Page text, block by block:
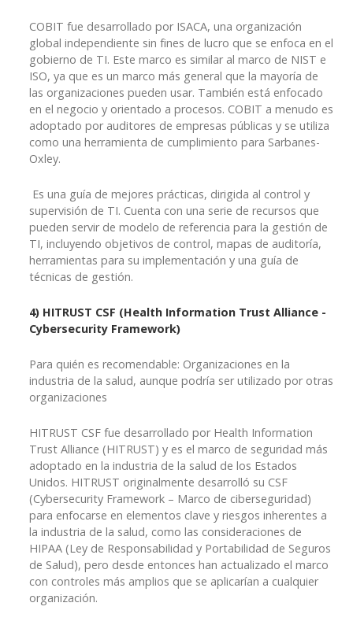
COBIT fue desarrollado por ISACA, una organización
global independiente sin fines de lucro que se enfoca en el
gobierno de TI. Este marco es similar al marco de NIST e
ISO, ya que es un marco más general que la mayoría de
las organizaciones pueden usar. También está enfocado
en el negocio y orientado a procesos. COBIT a menudo es
adoptado por auditores de empresas públicas y se utiliza
como una herramienta de cumplimiento para Sarbanes-
Oxley.
Es una guía de mejores prácticas, dirigida al control y
supervisión de TI. Cuenta con una serie de recursos que
pueden servir de modelo de referencia para la gestión de
TI, incluyendo objetivos de control, mapas de auditoría,
herramientas para su implementación y una guía de
técnicas de gestión.
4) HITRUST CSF (Health Information Trust Alliance -
Cybersecurity Framework)
Para quién es recomendable: Organizaciones en la
industria de la salud, aunque podría ser utilizado por otras
organizaciones
HITRUST CSF fue desarrollado por Health Information
Trust Alliance (HITRUST) y es el marco de seguridad más
adoptado en la industria de la salud de los Estados
Unidos. HITRUST originalmente desarrolló su CSF
(Cybersecurity Framework – Marco de ciberseguridad)
para enfocarse en elementos clave y riesgos inherentes a
la industria de la salud, como las consideraciones de
HIPAA (Ley de Responsabilidad y Portabilidad de Seguros
de Salud), pero desde entonces han actualizado el marco
con controles más amplios que se aplicarían a cualquier
organización.